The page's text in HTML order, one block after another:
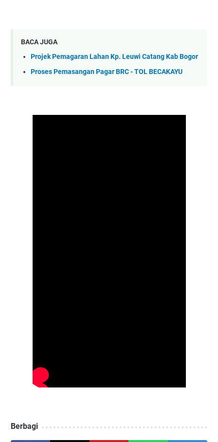
BACA JUGA
Projek Pemagaran Lahan Kp. Leuwi Catang Kab Bogor
Proses Pemasangan Pagar BRC - TOL BECAKAYU
Berbagi